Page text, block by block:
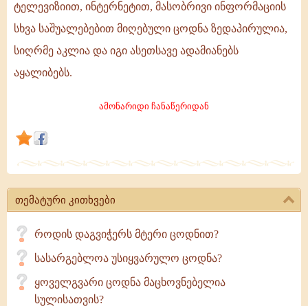
ტელევიზიით,
ინტერნეტით,
მასობრივი
ინფორმაციის
საშუალებებით
ცოდნა
სიღრმე
ტელევიზიით, ინტერნეტით, მასობრივი ინფორმაციის
სხვა საშუალებებით მიღებული ცოდნა ზედაპირულია,
სიღრმე აკლია და იგი ასეთსავე ადამიანებს
აყალიბებს.
ამონარიდი ჩანაწერიდან
თემატური კითხვები
როდის დაგვიჭერს მტერი ცოდნით?
სასარგებლოა უსიყვარულო ცოდნა?
ყოველგვარი ცოდნა მაცხოვნებელია
სულისათვის?